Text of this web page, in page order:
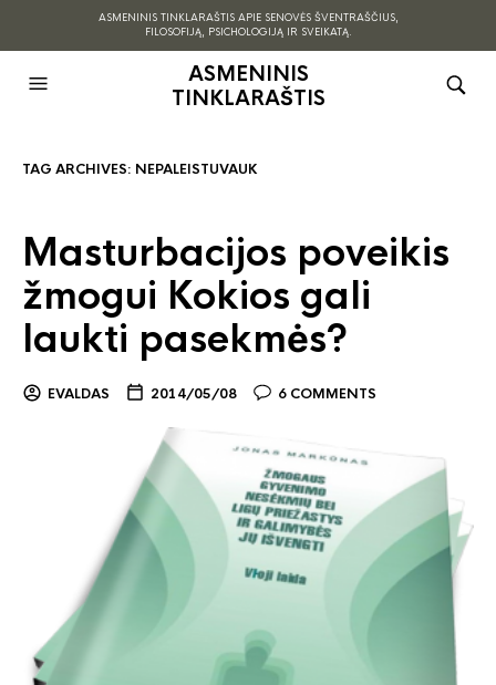
ASMENINIS TINKLARAŠTIS APIE SENOVĖS ŠVENTRAŠČIUS,
FILOSOFIJĄ, PSICHOLOGIJĄ IR SVEIKATĄ.
ASMENINIS
TINKLARAŠTIS
TAG ARCHIVES: NEPALEISTUVAUK
Masturbacijos poveikis
žmogui Kokios gali
laukti pasekmės?
EVALDAS 2014/05/08 6 COMMENTS